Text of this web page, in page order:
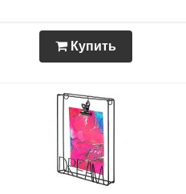
Купить